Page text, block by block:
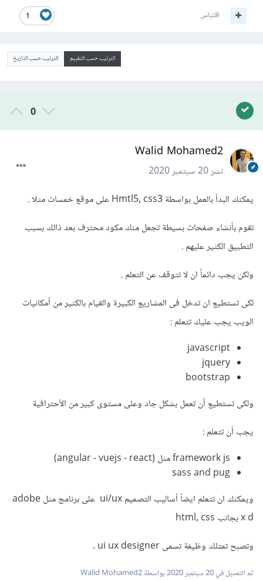
1 اقتباس
الترتيب حسب التقييم الترتيب حسب التاريخ
0
Walid Mohamed2
نشر20 سبتمبر 2020
يمكنك البدأ بالعمل بواسطة Hmtl5, css3 على موقع خمسات مثلا .
تقوم بأنشاء صفحات بسيطة تجعل منك مكود محترف بعد ذالك بسبب
التطبيق الكثير عليهم .
ولكن يجب دائماً ان لا تتوقف عن التعلم .
لكى تستطيع ان تدخل فى المشاريع الكبيرة والقيام بالكثير من أمكانيات
الويب يجب عليك تتعلم :
javascript
jquery
bootstrap
ولكى تستطيع أن تعمل بشكل جاد وعلى مستوى كبير من الأحترافية
يجب أن تتعلم :
framework js مثل (angular - vuejs - react)
sass and pug
ويمكنك ان تتعلم ايضأ أساليب التصميم ui/ux على برنامج مثل adobe
x d بجانب html, css
وتصبح تمتلك وظيفة تسمى ui ux designer .
تم التعديل في20 سبتمبر 2020 بواسطة Walid Mohamed2